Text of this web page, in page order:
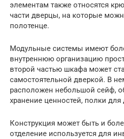
элементам также относятся
части дверцы, на которые
полотенце.
Модульные системы имеют
внутреннюю организацию
второй частью шкафа может
самостоятельной дверкой. В
расположен небольшой сейф,
хранение ценностей, полки для
Конструкция может быть и
отделение используется для